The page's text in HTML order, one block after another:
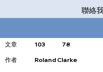
聯絡
文章 103 78
​作者 Roland Clarke